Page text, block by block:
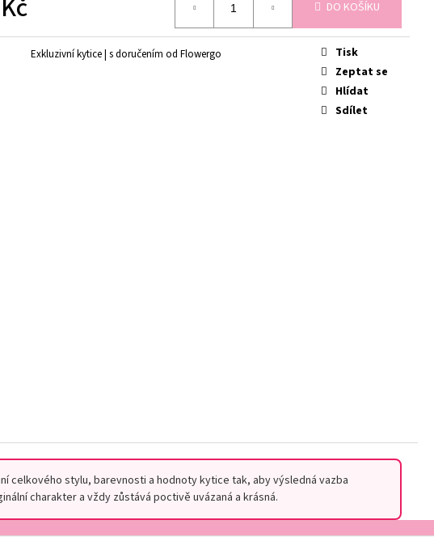
DO KOŠÍKU
Exkluzivní kytice | s doručením od Flowergo
Tisk
Zeptat se
Hlídat
Sdílet
celkového stylu, barevnosti a hodnoty kytice tak, aby výsledná vazba
charakter a vždy zůstává poctivě uvázaná a krásná.